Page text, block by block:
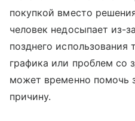
покупкой вместо
человек недосыпает из-
позднего использования
графика или проблем со
может временно помочь
причину.